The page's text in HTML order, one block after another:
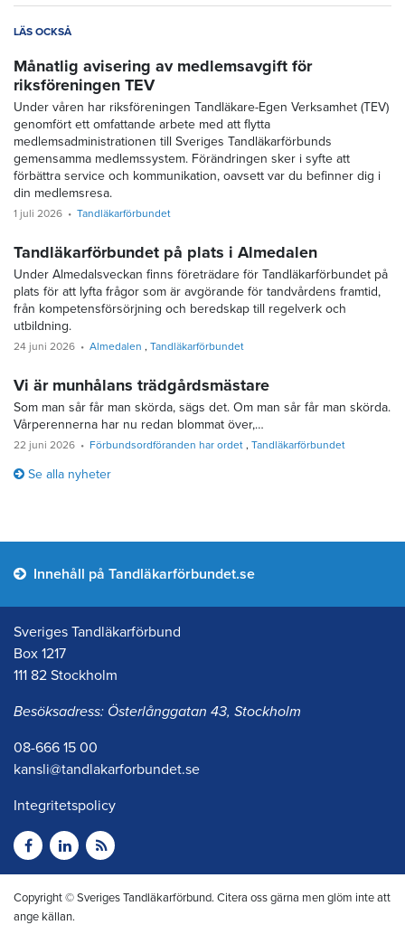
LÄS OCKSÅ
Månatlig avisering av medlemsavgift för
riksföreningen TEV
Under våren har riksföreningen Tandläkare-Egen Verksamhet (TEV)
genomfört ett omfattande arbete med att flytta
medlemsadministrationen till Sveriges Tandläkarförbunds
gemensamma medlemssystem. Förändringen sker i syfte att
förbättra service och kommunikation, oavsett var du befinner dig i
din medlemsresa.
1 juli 2026 Tandläkarförbundet
Tandläkarförbundet på plats i Almedalen
Under Almedalsveckan finns företrädare för Tandläkarförbundet på
plats för att lyfta frågor som är avgörande för tandvårdens framtid,
från kompetensförsörjning och beredskap till regelverk och
utbildning.
24 juni 2026 Almedalen Tandläkarförbundet
Vi är munhålans trädgårdsmästare
Som man sår får man skörda, sägs det. Om man sår får man skörda.
Vårperennerna har nu redan blommat över,…
22 juni 2026 Förbundsordföranden har ordet Tandläkarförbundet
Se alla nyheter
Innehåll på Tandläkarförbundet.se
Sveriges Tandläkarförbund
Box 1217
111 82 Stockholm
Besöksadress: Österlånggatan 43, Stockholm
08-666 15 00
kansli@tandlakarforbundet.se
Integritetspolicy
Copyright © Sveriges Tandläkarförbund. Citera oss gärna men glöm inte att
ange källan.